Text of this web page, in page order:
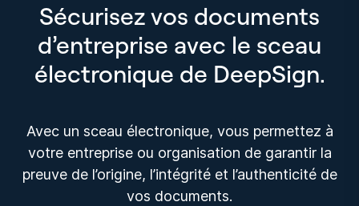
Sécurisez vos documents
d’entreprise avec le sceau
électronique de DeepSign.
Avec un sceau électronique, vous permettez à
votre entreprise ou organisation de garantir la
preuve de l’origine, l’intégrité et l’authenticité de
vos documents.